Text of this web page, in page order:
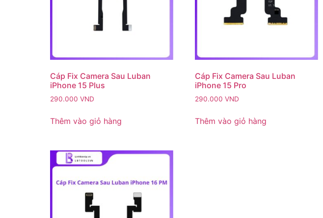
Cáp Fix Camera Sau Luban
iPhone 15 Plus
290.000 VND
Thêm vào giỏ hàng
Cáp Fix Camera Sau Luban
iPhone 15 Pro
290.000 VND
Thêm vào giỏ hàng